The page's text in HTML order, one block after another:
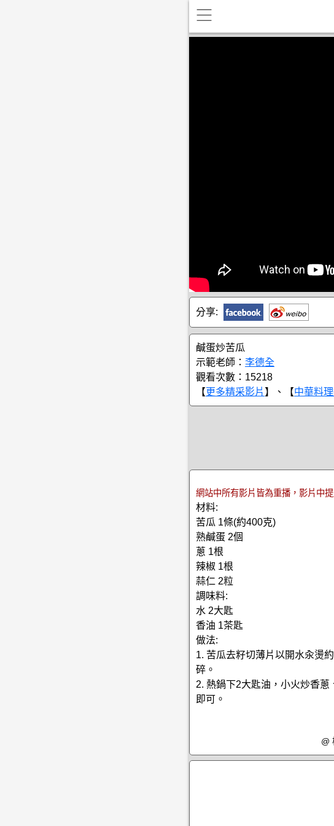
分享:
鹹蛋炒苦瓜
示範老師： 李德全
觀看次數：15218
【更多精采影片 】、【中華料
網站中所有影片皆為重播，影片中
材料:
苦瓜 1條(約400克)
熟鹹蛋 2個
蔥 1根
辣椒 1根
蒜仁 2粒
調味料:
水 2大匙
香油 1茶匙
做法:
1. 苦瓜去籽切薄片以開水汆燙
碎。
2. 熱鍋下2大匙油，小火炒香
即可。
@